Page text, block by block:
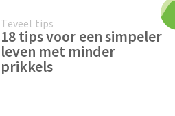
Teveel tips
18 tips voor een simpeler
leven met minder
prikkels